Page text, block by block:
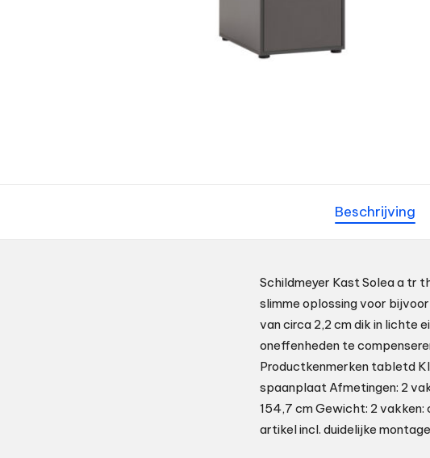
Beschrijving
Schildmeyer Kast Solea a tr
slimme oplossing voor
van circa 2,2 cm dik in lichte
oneffenheden te
Productkenmerken tabletd
spaanplaat Afmetingen: 2
154,7 cm Gewicht: 2 vakken:
artikel incl. duidelijke